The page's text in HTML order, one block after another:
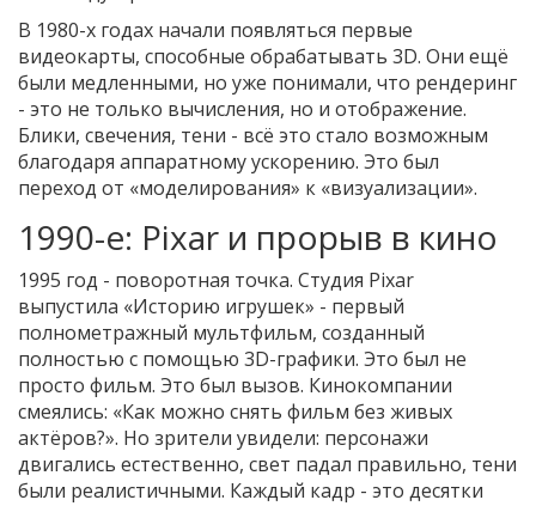
В 1980-х годах начали появляться первые
видеокарты, способные обрабатывать 3D. Они ещё
были медленными, но уже понимали, что рендеринг
- это не только вычисления, но и отображение.
Блики, свечения, тени - всё это стало возможным
благодаря аппаратному ускорению. Это был
переход от «моделирования» к «визуализации».
1990-е: Pixar и прорыв в кино
1995 год - поворотная точка. Студия Pixar
выпустила «Историю игрушек» - первый
полнометражный мультфильм, созданный
полностью с помощью 3D-графики. Это был не
просто фильм. Это был вызов. Кинокомпании
смеялись: «Как можно снять фильм без живых
актёров?». Но зрители увидели: персонажи
двигались естественно, свет падал правильно, тени
были реалистичными. Каждый кадр - это десятки